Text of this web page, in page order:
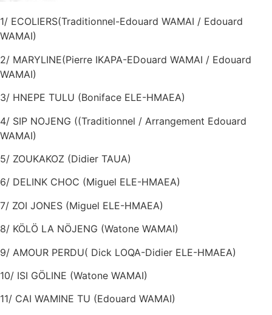
1/ ECOLIERS(Traditionnel-Edouard WAMAI / Edouard
WAMAI)
2/ MARYLINE(Pierre IKAPA-EDouard WAMAI / Edouard
WAMAI)
3/ HNEPE TULU (Boniface ELE-HMAEA)
4/ SIP NOJENG ((Traditionnel / Arrangement Edouard
WAMAI)
5/ ZOUKAKOZ (Didier TAUA)
6/ DELINK CHOC (Miguel ELE-HMAEA)
7/ ZOI JONES (Miguel ELE-HMAEA)
8/ KÖLÖ LA NÖJENG (Watone WAMAI)
9/ AMOUR PERDU( Dick LOQA-Didier ELE-HMAEA)
10/ ISI GÖLINE (Watone WAMAI)
11/ CAI WAMINE TU (Edouard WAMAI)